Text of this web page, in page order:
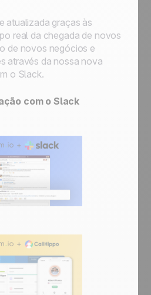
atualizada graças às
real da chegada de novos
de novos negócios e
através da nossa nova
o Slack.
com o Slack